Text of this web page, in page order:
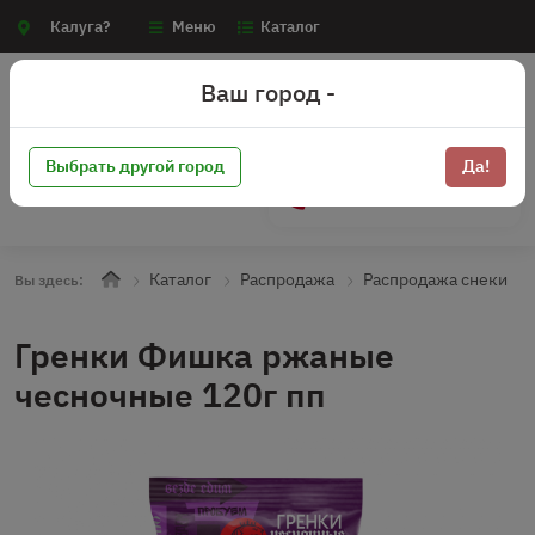
Калуга? Меню Каталог
Вы здесь: Каталог Распродажа Распродажа снеки
Гренки Фишка ржаные
чесночные 120г пп
Ваш город -
Выбрать другой город Да!